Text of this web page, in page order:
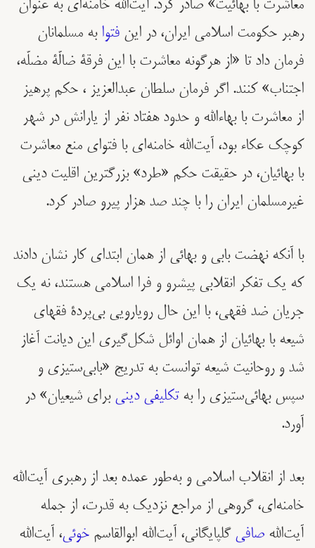
رهبر حکومت اسلامی ایران، در اینفتوابه مسلمانان
فرمان داد تا «از هرگونه معاشرت با این فرقۀ ضالّۀ مضلّه،
اجتناب» کنند. اگر فرمان سلطان عبدالعزیز ، حکم پرهیز
از معاشرت با بهاءالله و حدود هفتاد نفر از یارانش در شهر
کوچک عکاء بود، آیت‌الله خامنه‌ای با فتوای منع معاشرت
با بهائیان، در حقیقت حکم «طرد» بزرگترین اقلیت دينی
غیرمسلمان ایران را با چند صد هزار پیرو صادر کرد.
با آنکه نهضت بابی و بهائی از همان ابتدای کار نشان دادند
که یک تفکر انقلابی پیشرو و فرا اسلامی هستند، نه یک
جریان ضد فقهی، با این حال رویارویی بی‌پردۀ فقهای
شیعه با بهائیان از همان اوائل شکل‌گیری این دیانت آغاز
شد و روحانيت شيعه توانست به تدریج «بابی‌ستیزی و
سپس بهائی‌ستیزی را بهتکلیفی دینیبرای شیعیان» در
آورد.
بعد از انقلاب اسلامی و به‌طور عمده بعد از رهبری آیت‌الله
خامنه‌ای، گروهی از مراجع نزدیک به قدرت، از جمله
آیت‌اللهصافیگلپایگانی، آیت‌الله‌ ابوالقاسمخوئی، آیت‌الله